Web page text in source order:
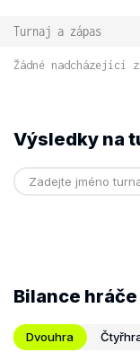
Turnaj a zápas
Žádné nadcházející
Výsledky na
Bilance hráče
Dvouhra